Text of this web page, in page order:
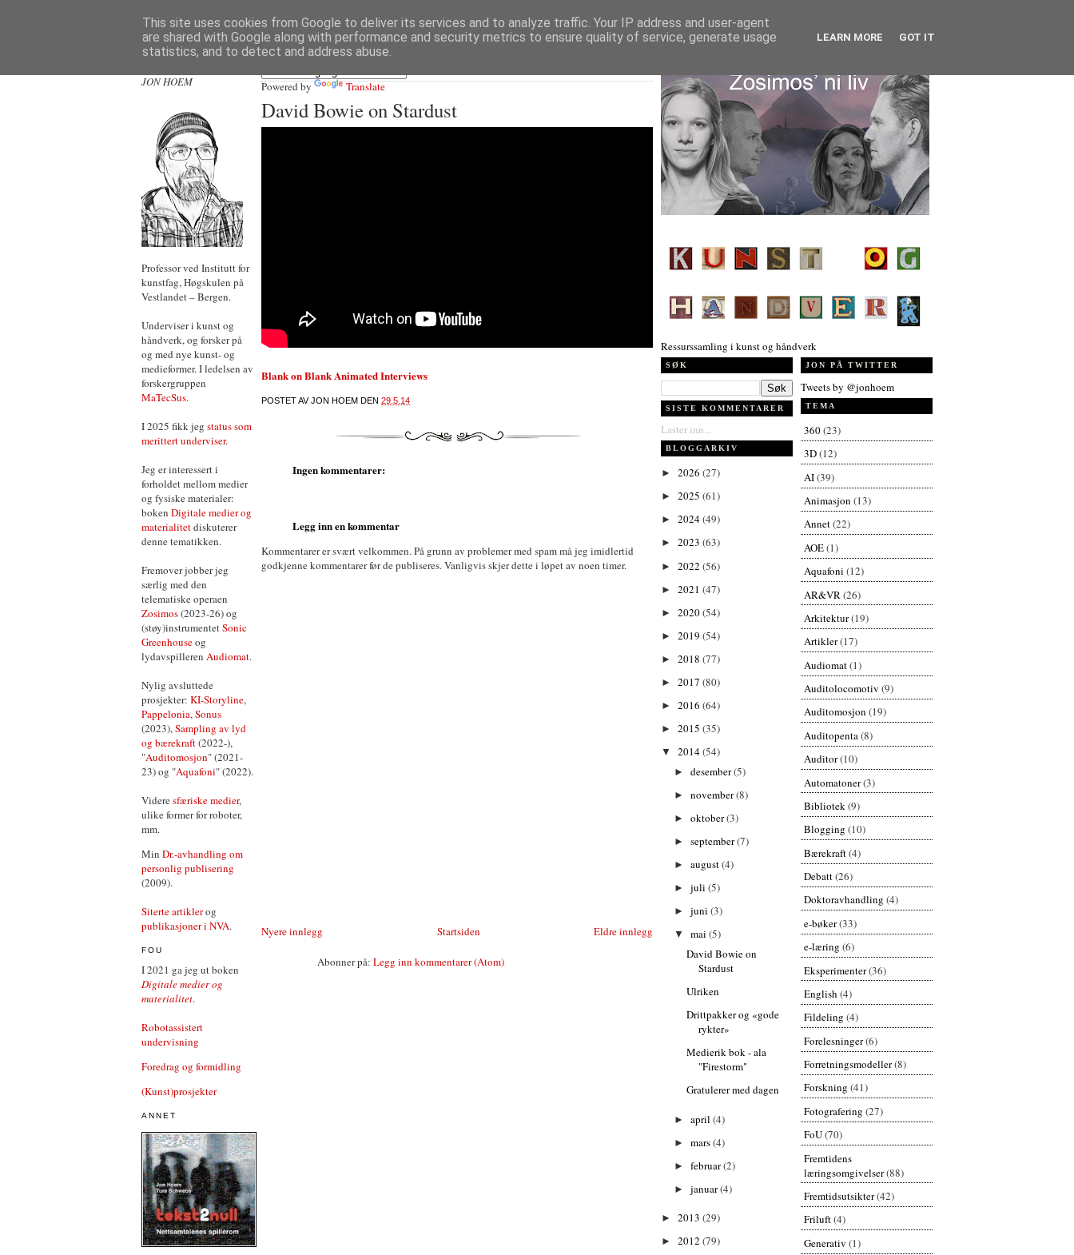
JON HOEM
Professor ved Institutt for
kunstfag, Høgskulen på
Vestlandet – Bergen.
Underviser i kunst og
håndverk, og forsker på
og med nye kunst- og
medieformer. I ledelsen av
forskergruppen
MaTecSus.
I 2025 fikk jeg status som
merittert underviser.
Jeg er interessert i
forholdet mellom medier
og fysiske materialer:
boken Digitale medier og
materialitetdiskuterer
denne tematikken.
Fremover jobber jeg
særlig med den
telematiske operaen
Zosimos(2023-26) og
(støy)instrumentetSonic
Greenhouseog
lydavspilleren Audiomat.
Nylig avsluttede
prosjekter: KI-Storyline,
Pappelonia,Sonus
(2023),Sampling av lyd
og bærekraft(2022-),
"Auditomosjon" (2021-
23) og "Aquafoni" (2022).
Videresfæriske medier,
ulike former for roboter,
mm.
Min Dr.-avhandling om
personlig publisering
(2009).
Siterte artiklerog
publikasjoner i NVA.
FOU
I 2021 ga jeg ut boken
Digitale medier og
materialitet.
Robotassistert
undervisning
Foredrag og formidling
(Kunst)prosjekter
ANNET
Powered by Translate
David Bowie on Stardust
Blank on Blank Animated Interviews
POSTET AVJON HOEM DEN 29.5.14
Ingen kommentarer:
Legg inn en kommentar
Kommentarer er svært velkommen. På grunn av problemer med spam må jeg imidlertid
godkjenne kommentarer før de publiseres. Vanligvis skjer dette i løpet av noen timer.
Nyere innlegg Eldre innlegg
Startsiden
Abonner på: Legg inn kommentarer (Atom)
Ressurssamling i kunst og håndverk
SØK
SISTE KOMMENTARER
Laster inn...
BLOGGARKIV
► 2026 (27)
► 2025 (61)
► 2024(49)
► 2023 (63)
► 2022 (56)
► 2021 (47)
► 2020(54)
► 2019 (54)
► 2018 (77)
► 2017 (80)
► 2016 (64)
► 2015 (35)
▼ 2014(54)
► desember(5)
► november(8)
► oktober(3)
► september(7)
► august(4)
► juli (5)
► juni (3)
▼ mai (5)
David Bowie on
Stardust
Ulriken
Drittpakker og «gode
rykter»
Medierik bok - ala
"Firestorm"
Gratulerer med dagen
► april (4)
► mars(4)
► februar(2)
► januar(4)
► 2013 (29)
► 2012 (79)
JON PÅ TWITTER
Tweets by @jonhoem
TEMA
360(23)
3D(12)
AI(39)
Animasjon (13)
Annet(22)
AOE(1)
Aquafoni (12)
AR&VR (26)
Arkitektur(19)
Artikler(17)
Audiomat(1)
Auditolocomotiv (9)
Auditomosjon (19)
Auditopenta(8)
Auditor(10)
Automatoner(3)
Bibliotek(9)
Blogging (10)
Bærekraft(4)
Debatt(26)
Doktoravhandling (4)
e-bøker(33)
e-læring (6)
Eksperimenter(36)
English (4)
Fildeling (4)
Forelesninger(6)
Forretningsmodeller(8)
Forskning (41)
Fotografering (27)
FoU(70)
Fremtidens
læringsomgivelser(88)
Fremtidsutsikter(42)
Friluft(4)
Generativ (1)
This site uses cookies from Google to deliver its services and to analyze traffic. Your IP address and user-agent
are shared with Google along with performance and security metrics to ensure quality of service, generate usage
statistics, and to detect and address abuse.
LEARN MORE GOT IT